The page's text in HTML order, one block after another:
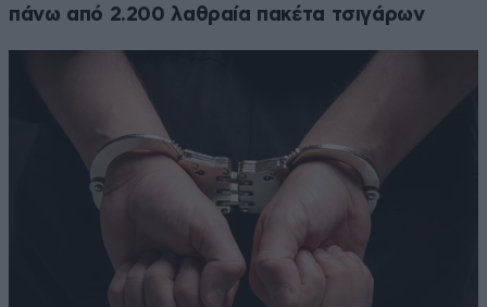
πάνω από 2.200 λαθραία πακέτα τσιγάρων